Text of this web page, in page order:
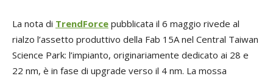
La nota di TrendForce pubblicata il 6 maggio rivede al
rialzo l’assetto produttivo della Fab 15A nel Central Taiwan
Science Park: l’impianto, originariamente dedicato ai 28 e
22 nm, è in fase di upgrade verso il 4 nm. La mossa